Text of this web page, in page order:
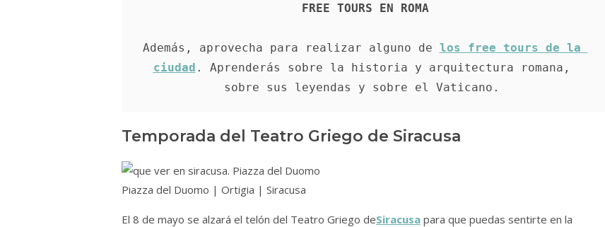
FREE TOURS EN ROMA
Además, aprovecha para realizar alguno de los free tours de la
ciudad . Aprenderás sobre la historia y arquitectura romana,
sobre sus leyendas y sobre el Vaticano.
Temporada del Teatro Griego de Siracusa
Piazza del Duomo | Ortigia | Siracusa
El 8 de mayo se alzará el telón del Teatro Griego deSiracusa para que puedas sentirte en la